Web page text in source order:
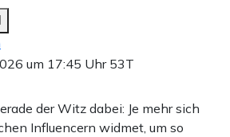
um 17:45 Uhr 53T
der Witz dabei: Je mehr sich
Influencern widmet, um so